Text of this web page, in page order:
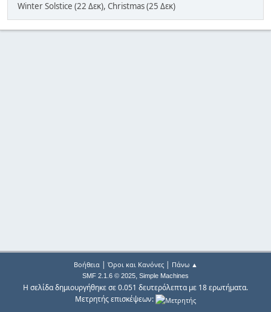
Winter Solstice (22 Δεκ), Christmas (25 Δεκ)
Βοήθεια| Όροι και Κανόνες| Πάνω ▲
SMF 2.1.6 © 2025, Simple Machines
Η σελίδα δημιουργήθηκε σε 0.051 δευτερόλεπτα με 18 ερωτήματα.
Μετρητής επισκέψεων: